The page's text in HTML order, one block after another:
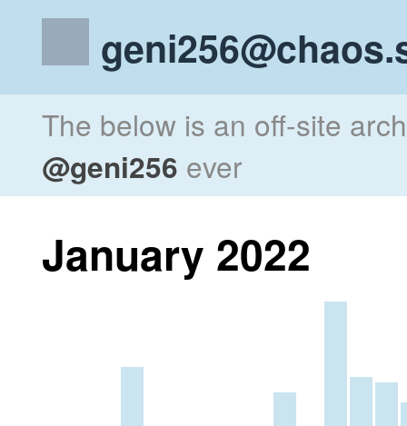
The below is an off-site
@geni256 ever
January 2022